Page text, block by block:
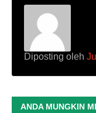
Diposting oleh
ANDA MUNGKIN